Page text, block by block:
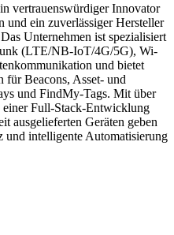
vertrauenswürdiger Innovator
und ein zuverlässiger Hersteller
Unternehmen ist spezialisiert
(LTE/NB-IoT/4G/5G), Wi-
und bietet
Beacons, Asset- und
und FindMy-Tags. Mit über
einer Full-Stack-Entwicklung
ausgelieferten Geräten geben
und intelligente Automatisierung